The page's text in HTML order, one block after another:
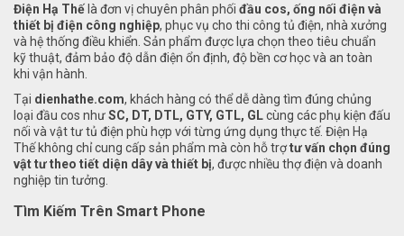
Điện Hạ Thếlà đơn vị chuyên phân phối đầu cos, ống nối điện và
thiết bị điện công nghiệp, phục vụ cho thi công tủ điện, nhà xưởng
và hệ thống điều khiển. Sản phẩm được lựa chọn theo tiêu chuẩn
kỹ thuật, đảm bảo độ dẫn điện ổn định, độ bền cơ học và an toàn
khi vận hành.
Tại dienhathe.com, khách hàng có thể dễ dàng tìm đúng chủng
loại đầu cos nhưSC, DT, DTL, GTY, GTL, GLcùng các phụ kiện đấu
nối và vật tư tủ điện phù hợp với từng ứng dụng thực tế. Điện Hạ
Thế không chỉ cung cấp sản phẩm mà còn hỗ trợtư vấn chọn đúng
vật tư theo tiết diện dây và thiết bị, được nhiều thợ điện và doanh
nghiệp tin tưởng.
Tìm Kiếm Trên Smart Phone